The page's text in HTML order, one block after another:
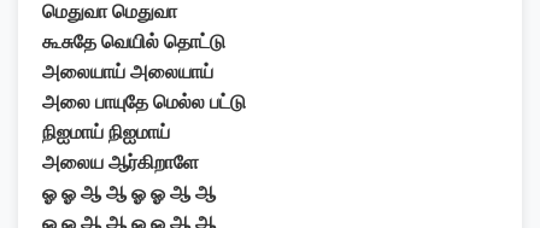
மெதுவா மெதுவா
கூசுதே வெயில் தொட்டு
அலையாய் அலையாய்
அலை பாயுதே மெல்ல பட்டு
நிஐமாய் நிஐமாய்
அலைய ஆர்கிறாளே
ஓ ஓ ஆ ஆ ஓ ஓ ஆ ஆ
ஓ ஓ ஆ ஆ ஓ ஓ ஆ ஆ